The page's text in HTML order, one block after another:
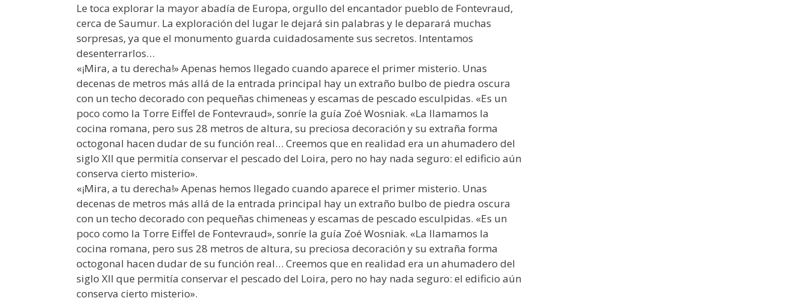
Le toca explorar la mayor abadía de Europa, orgullo del encantador pueblo de Fontevraud,
cerca de Saumur. La exploración del lugar le dejará sin palabras y le deparará muchas
sorpresas, ya que el monumento guarda cuidadosamente sus secretos. Intentamos
desenterrarlos…
«¡Mira, a tu derecha!» Apenas hemos llegado cuando aparece el primer misterio. Unas
decenas de metros más allá de la entrada principal hay un extraño bulbo de piedra oscura
con un techo decorado con pequeñas chimeneas y escamas de pescado esculpidas. «Es un
poco como la Torre Eiffel de Fontevraud», sonríe la guía Zoé Wosniak. «La llamamos la
cocina romana, pero sus 28 metros de altura, su preciosa decoración y su extraña forma
octogonal hacen dudar de su función real… Creemos que en realidad era un ahumadero del
siglo XII que permitía conservar el pescado del Loira, pero no hay nada seguro: el edificio aún
conserva cierto misterio».
«¡Mira, a tu derecha!» Apenas hemos llegado cuando aparece el primer misterio. Unas
decenas de metros más allá de la entrada principal hay un extraño bulbo de piedra oscura
con un techo decorado con pequeñas chimeneas y escamas de pescado esculpidas. «Es un
poco como la Torre Eiffel de Fontevraud», sonríe la guía Zoé Wosniak. «La llamamos la
cocina romana, pero sus 28 metros de altura, su preciosa decoración y su extraña forma
octogonal hacen dudar de su función real… Creemos que en realidad era un ahumadero del
siglo XII que permitía conservar el pescado del Loira, pero no hay nada seguro: el edificio aún
conserva cierto misterio».